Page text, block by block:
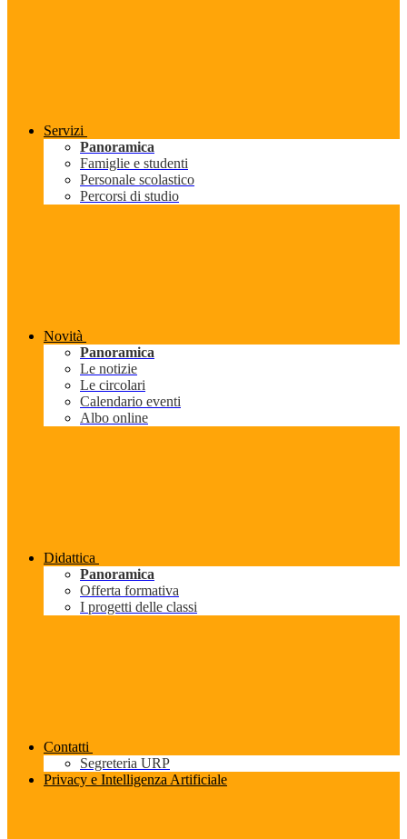
Servizi
Panoramica
Famiglie e studenti
Personale scolastico
Percorsi di studio
Novità
Panoramica
Le notizie
Le circolari
Calendario eventi
Albo online
Didattica
Panoramica
Offerta formativa
I progetti delle classi
Contatti
Segreteria URP
Privacy e Intelligenza Artificiale